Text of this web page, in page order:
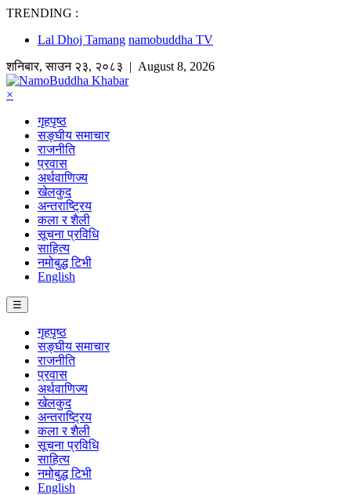
TRENDING :
Lal Dhoj Tamang namobuddha TV
शनिबार,साउन २३, २०८३ | August 8, 2026
×
गृहपृष्ठ
सङ्घीय समाचार
राजनीति
प्रवास
अर्थवाणिज्य
खेलकुद
अन्तराष्ट्रिय
कला र शैली
सूचना प्रविधि
साहित्य
नमोबुद्ध टिभी
English
☰
गृहपृष्ठ
सङ्घीय समाचार
राजनीति
प्रवास
अर्थवाणिज्य
खेलकुद
अन्तराष्ट्रिय
कला र शैली
सूचना प्रविधि
साहित्य
नमोबुद्ध टिभी
English